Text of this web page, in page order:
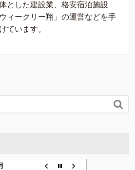
とした建設業、格安宿泊施設
ウィークリー翔」の運営などを手
ています。
